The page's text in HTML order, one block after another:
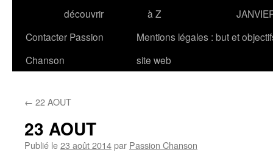
découvrir
à Z
Contacter Passion
Chanson
Mentions légales : but et
site web
← 22 AOUT
23 AOUT
Publié le23 août 2014par Passion Chanson